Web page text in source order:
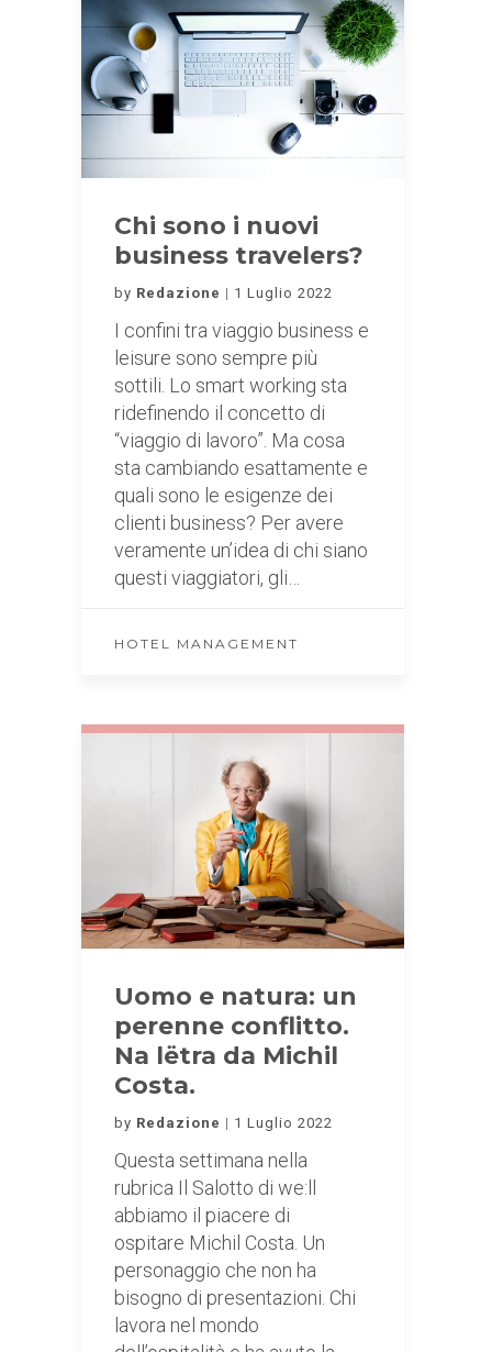
Chi sono i nuovi
business travelers?
by Redazione 1 Luglio 2022
I confini tra viaggio business e
leisure sono sempre più
sottili. Lo smart working sta
ridefinendo il concetto di
“viaggio di lavoro”. Ma cosa
sta cambiando esattamente e
quali sono le esigenze dei
clienti business? Per avere
veramente un’idea di chi siano
questi viaggiatori, gli…
HOTEL MANAGEMENT
Uomo e natura: un
perenne conflitto.
Na lëtra da Michil
Costa.
by Redazione 1 Luglio 2022
Questa settimana nella
rubrica Il Salotto di we:ll
abbiamo il piacere di
ospitare Michil Costa. Un
personaggio che non ha
bisogno di presentazioni. Chi
lavora nel mondo